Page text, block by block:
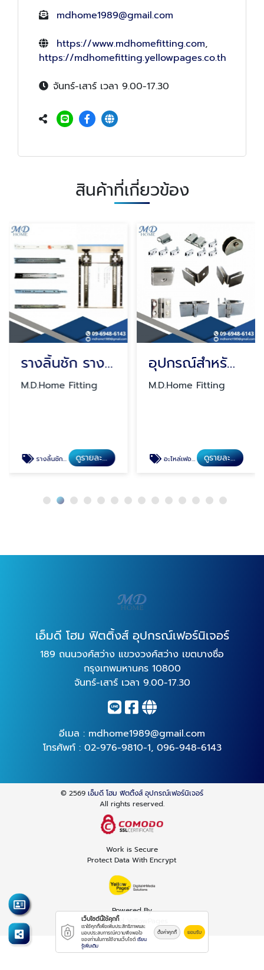
mdhome1989@gmail.com
https://www.mdhomefitting.com,
https://mdhomefitting.yellowpages.co.th
จันทร์-เสาร์ เวลา 9.00-17.30
สินค้าที่เกี่ยวข้อง
รางลิ้นชัก รางลูกปืน
M.D.Home Fitting
รางลิ้นชัก รางลูกปืน ดูรายละเอียด
อุปกรณ์สำหรับกระจก
M.D.Home Fitting
อะไหล่เฟอร์นิเจอร์ ดูรายละเอียด
เอ็มดี โฮม ฟิตติ้งส์ อุปกรณ์เฟอร์นิเจอร์
189 ถนนวงศ์สว่าง แขวงวงศ์สว่าง เขตบางซื่อ
กรุงเทพมหานคร 10800
จันทร์-เสาร์ เวลา 9.00-17.30
อีเมล : mdhome1989@gmail.com
โทรศัพท์ : 02-976-9810-1, 096-948-6143
© 2569 เอ็มดี โฮม ฟิตติ้งส์ อุปกรณ์เฟอร์นิเจอร์
All rights reserved.
Work is Secure
Protect Data With Encrypt
Powered By
Thailand YellowPages
เว็บไซต์นี้ใช้คุกกี้
เราใช้คุกกี้เพื่อเพิ่มประสิทธิภาพและ
มอบประสบการณ์ความพึงพอใจ
ของท่านในการใช้งานเว็บไซต์ เรียน
รู้เพิ่มเติม
ตั้งค่าคุกกี้ ยอมรับ